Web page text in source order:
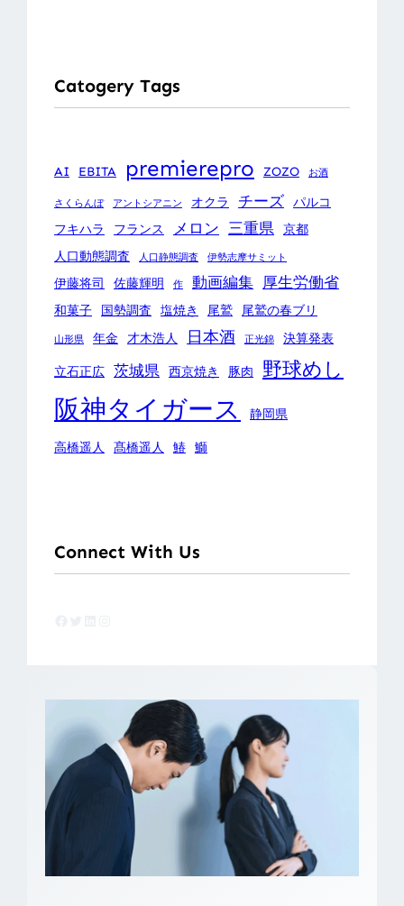
Catogery Tags
AI EBITA premierepro ZOZO お酒
さくらんぼ アントシアニン オクラ チーズ パルコ
フキハラ
フランス メロン 三重県 京都
人口動態調査
人口静態調査 伊勢志摩サミット
伊藤将司 佐藤輝明 作 動画編集 厚生労働省
和菓子 国勢調査 塩焼き 尾鷲 尾鷲の春ブリ
山形県 年金 才木浩人 日本酒 正光錦 決算発表
立石正広 茨城県 西京焼き 豚肉 野球めし
阪神タイガース 静岡県
高橋遥人 髙橋遥人 鰆 鰤
Connect With Us